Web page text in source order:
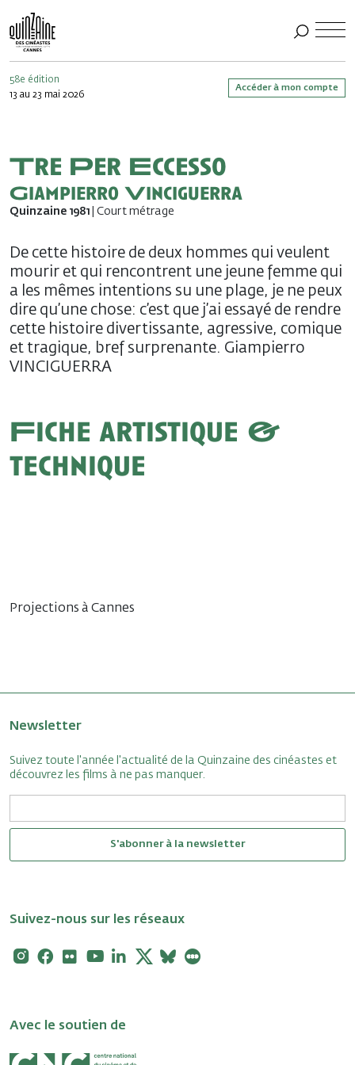
58e édition
13 au 23 mai 2026
Accéder à mon compte
Tre Per Eccesso
Giampierro Vinciguerra
Quinzaine 1981 | Court métrage
De cette histoire de deux hommes qui veulent
mourir et qui rencontrent une jeune femme qui
a les mêmes intentions su une plage, je ne peux
dire qu’une chose: c’est que j’ai essayé de rendre
cette histoire divertissante, agressive, comique
et tragique, bref surprenante. Giampierro
VINCIGUERRA
Fiche artistique &
technique
Projections à Cannes
Newsletter
Suivez toute l'année l'actualité de la Quinzaine des cinéastes et
découvrez les films à ne pas manquer.
S'abonner à la newsletter
Suivez-nous sur les réseaux
Instagram
Facebook
FlickrYoutubeLinkedin
X Bluesky
Avec le soutien de